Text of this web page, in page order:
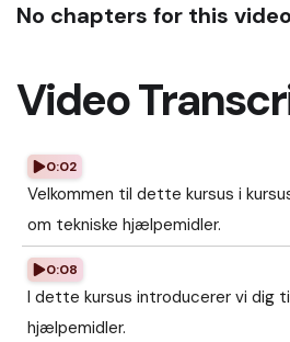
No chapters for this
Video
0:02
Velkommen til dette kursus i
om tekniske hjælpemidler.
0:08
I dette kursus introducerer vi dig
hjælpemidler.